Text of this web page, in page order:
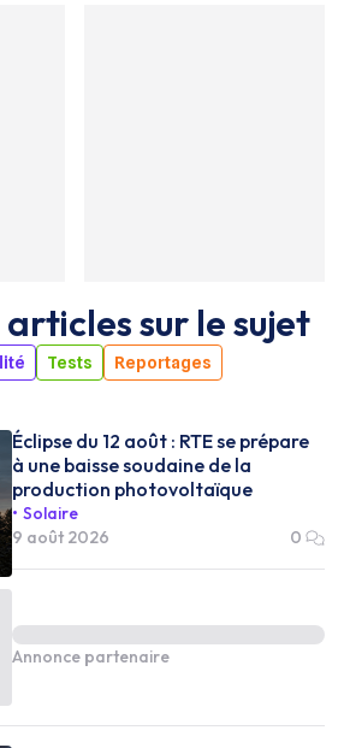
sur le sujet
Tests Reportages
Éclipse du 12 août : RTE se prépare
à une baisse soudaine de la
production photovoltaïque
Solaire
9 août 2026
0
Annonce partenaire